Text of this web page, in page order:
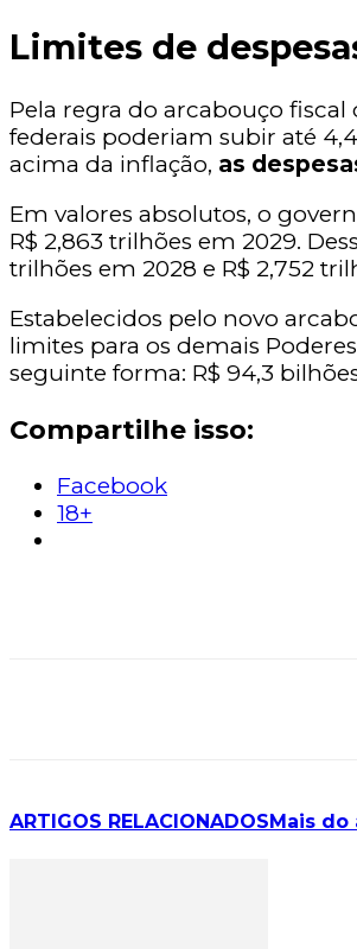
Limites de
Pela regra do arcabouço
federais poderiam subir até
acima da inflação, as
Em valores absolutos, o
R$ 2,863 trilhões em 2029.
trilhões em 2028 e R$ 2,752
Estabelecidos pelo novo
limites para os demais
seguinte forma: R$ 94,3
Compartilhe isso:
Facebook
18+
ARTIGOS RELACIONADOS Mais do